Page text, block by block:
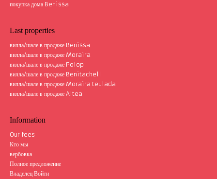
покупка дома Benissa
Last properties
вилла/шале в продаже Benissa
вилла/шале в продаже Moraira
вилла/шале в продаже Polop
вилла/шале в продаже Benitachell
вилла/шале в продаже Moraira teulada
вилла/шале в продаже Altea
Information
Our fees
Кто мы
вербовка
Полное предложение
Владелец Войти